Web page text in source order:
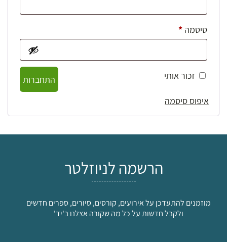
סיסמה *חובה
זכור אותי
התחברות
איפוס סיסמה
הרשמה לניוזלטר
מוזמנים להתעדכן על אירועים, קורסים, סיורים, ספרים חדשים
ולקבל חדשות על כל מה שקורה אצלנו ב'יד'